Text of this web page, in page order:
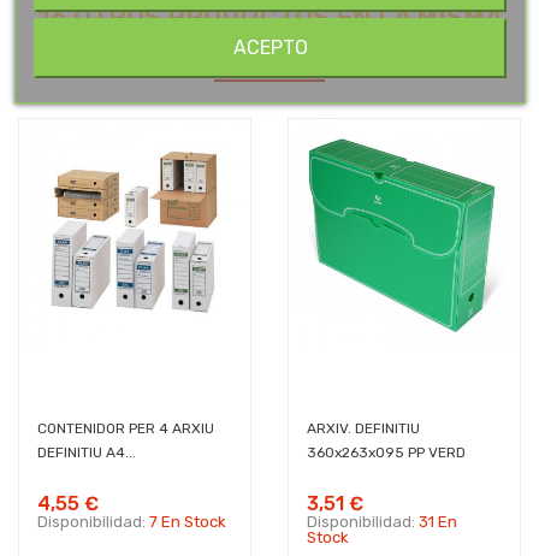
16 OTROS PRODUCTOS EN LA MISMA
CATEGORÍA:
CONTENIDOR PER 4 ARXIU
DEFINITIU A4...
4,55 €
Disponibilidad: 7 En Stock
ARXIV. DEFINITIU
360x263x095 PP VERD
3,51 €
Disponibilidad: 31 En
Stock
ACEPTO